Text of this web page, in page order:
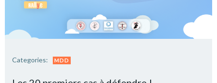
Categories: MDD